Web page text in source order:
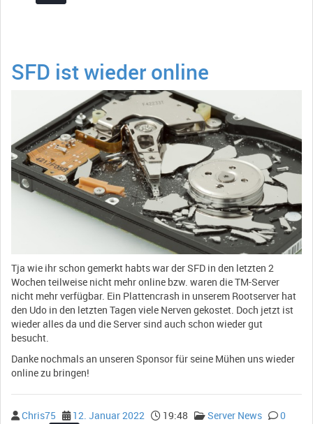
SFD ist wieder online
Tja wie ihr schon gemerkt habts war der SFD in den letzten 2
Wochen teilweise nicht mehr online bzw. waren die TM-Server
nicht mehr verfügbar. Ein Plattencrash in unserem Rootserver hat
den Udo in den letzten Tagen viele Nerven gekostet. Doch jetzt ist
wieder alles da und die Server sind auch schon wieder gut
besucht.
Danke nochmals an unseren Sponsor für seine Mühen uns wieder
online zu bringen!
Chris75 12. Januar 2022 19:48 Server News
0